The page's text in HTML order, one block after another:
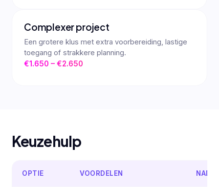
Complexer project
Een grotere klus met extra voorbereiding, lastige
toegang of strakkere planning.
€1.650 – €2.650
Keuzehulp
OPTIE VOORDELEN